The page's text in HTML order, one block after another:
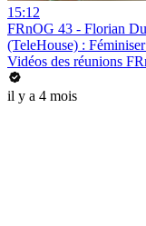
15:12
FRnOG 43 - Florian
(TeleHouse) :
Vidéos des réunions
il y a 4 mois